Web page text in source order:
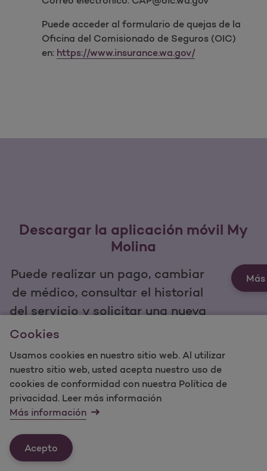
Cookies
Usamos cookies en nuestro sitio web. Al utilizar
nuestro sitio web, usted acepta nuestro uso de
cookies de conformidad con nuestra Política de
privacidad. Leer más información
Más información
Acepto
Puede acceder al formulario de quejas de la
Oficina del Comisionado de Seguros (OIC)
en: https://www.insurance.wa.gov/
Descargar la aplicación móvil My
Molina
Puede realizar un pago, cambiar
de médico, consultar el historial
del servicio y solicitar una nueva
tarjeta de identificación desde
la palma de su mano.